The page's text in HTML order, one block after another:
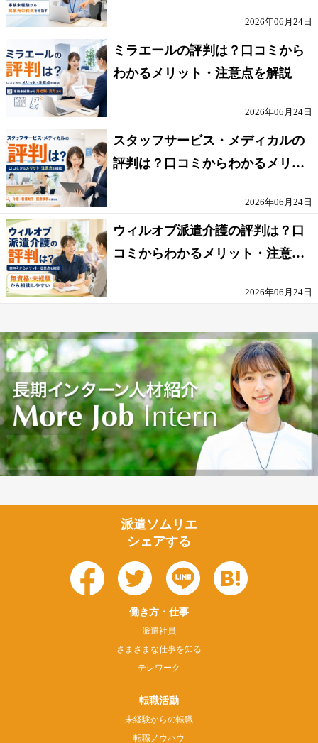
2026年06月24日
ミラエールの評判は？口コミから
わかるメリット・注意点を解説
2026年06月24日
スタッフサービス・メディカルの
評判は？口コミからわかるメリッ
2026年06月24日
ウィルオブ派遣介護の評判は？口
コミからわかるメリット・注意点
2026年06月24日
派遣ソムリエ
シェアする
働き方・仕事
派遣社員
さまざまな仕事を知る
テレワーク
転職活動
未経験からの転職
転職ノウハウ